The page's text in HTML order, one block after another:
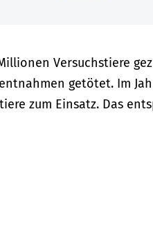
Versuchstiere
getötet. Im
zum Einsatz. Das